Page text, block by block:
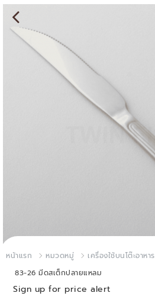
หน้าแรก หมวดหมู่ เครื่องใช้บนโต๊ะอาหาร
83-26 มีดสเต็กปลายแหลม
Sign up for price alert